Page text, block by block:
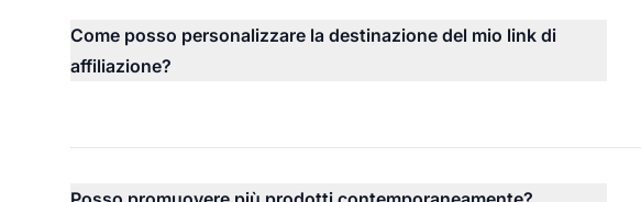
Come posso personalizzare la destinazione del mio link di
affiliazione?